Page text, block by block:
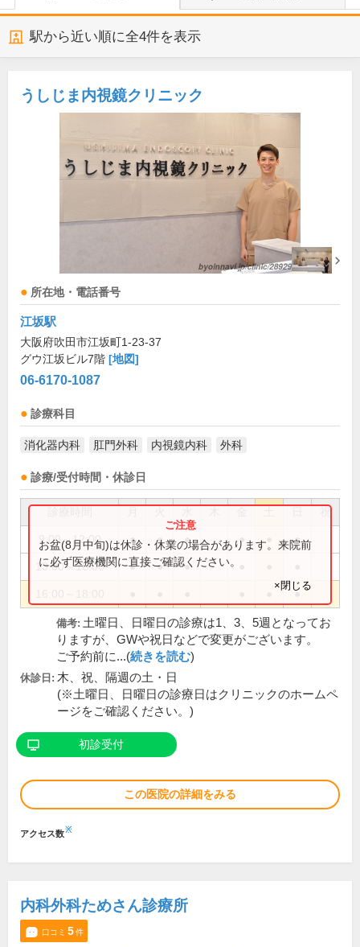
駅から近い順に全4件を表示
うしじま内視鏡クリニック
所在地・電話番号
江坂駅
大阪府吹田市江坂町1-23-37
グウ江坂ビル7階 [地図]
06-6170-1087
診療科目
消化器内科 肛門外科 内視鏡内科 外科
診療/受付時間・休診日
祝
9:00～12:00 ● ● ● ● ●
13:00～16:00 ● ● ●
●
お盆(8月中旬)は休診・休業の場合があります。来院前
に必ず医療機関に直接ご確認ください。
×閉じる
備考: 土曜日、日曜日の診療は1、3、5週となってお
りますが、GWや祝日などで変更がございます。
ご予約前に...(続きを読む)
休診日: 木、祝、隔週の土・日
(※土曜日、日曜日の診療日はクリニックのホームペ
ージをご確認ください。)
初診受付
この医院の詳細をみる
アクセス数※
内科外科ためさん診療所
口コミ 5件